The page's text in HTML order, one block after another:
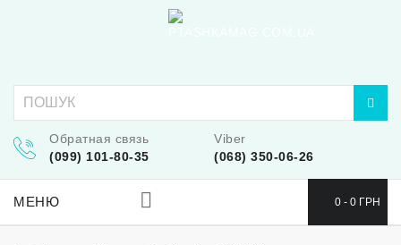
Обратная связь
(099) 101-80-35
Viber
(068) 350-06-26
0 - 0 ГРН
МЕНЮ